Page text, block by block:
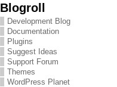
Blogroll
Development Blog
Documentation
Plugins
Suggest Ideas
Support Forum
Themes
WordPress Planet